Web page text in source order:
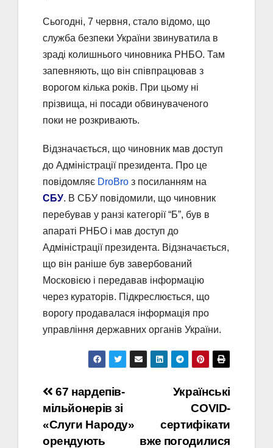
Сьогодні, 7 червня, стало відомо, що
служба безпеки України звинуватила в
зраді колишнього чиновника РНБО. Там
запевняють, що він співпрацював з
ворогом кілька років. При цьому ні
прізвища, ні посади обвинуваченого
поки не розкривають.
Відзначається, що чиновник мав доступ
до Адміністрації президента. Про це
повідомляє DroBro з посиланням на
СБУ. В СБУ повідомили, що чиновник
перебував у ранзі категорії “Б”, був в
апараті РНБО і мав доступ до
Адміністрації президента. Відзначається,
що він раніше був завербований
Московією і передавав інформацію
через кураторів. Підкреслюється, що
ворогу продавалася інформація про
управління державних органів України.
Навігація
записів
Українські
COVID-
сертифікати
вже погодилися
67 нардепів-
мільйонерів зі
«Слуги Народу»
орендують